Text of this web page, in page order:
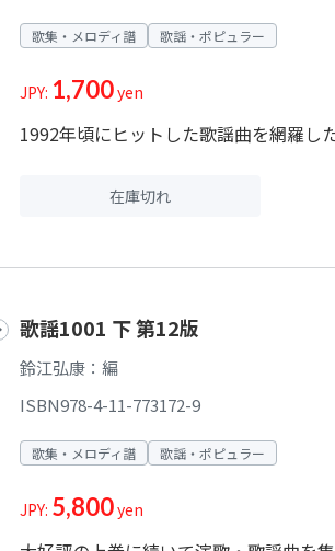
歌集・メロディ譜 歌謡・ポピュラー
JPY: 1,700yen
1992年頃にヒットした歌謡曲を網羅し
在庫切れ
歌謡1001 下 第12版
鈴江弘康：編
ISBN978-4-11-773172-9
歌集・メロディ譜 歌謡・ポピュラー
JPY: 5,800yen